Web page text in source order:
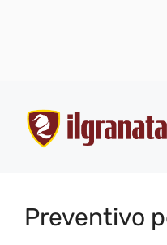
contenuto
Preventivo